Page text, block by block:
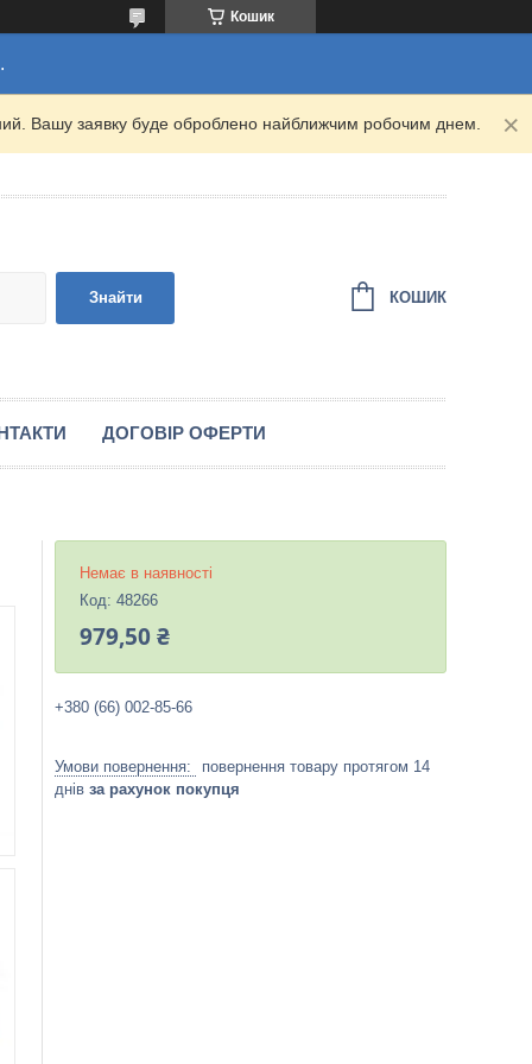
Кошик
Вашу заявку буде оброблено найближчим робочим днем.
Знайти КОШИК
ДОГОВІР ОФЕРТИ
Немає в наявності
Код: 48266
979,50 ₴
+380 (66) 002-85-66
повернення товару протягом 14
днів за рахунок покупця